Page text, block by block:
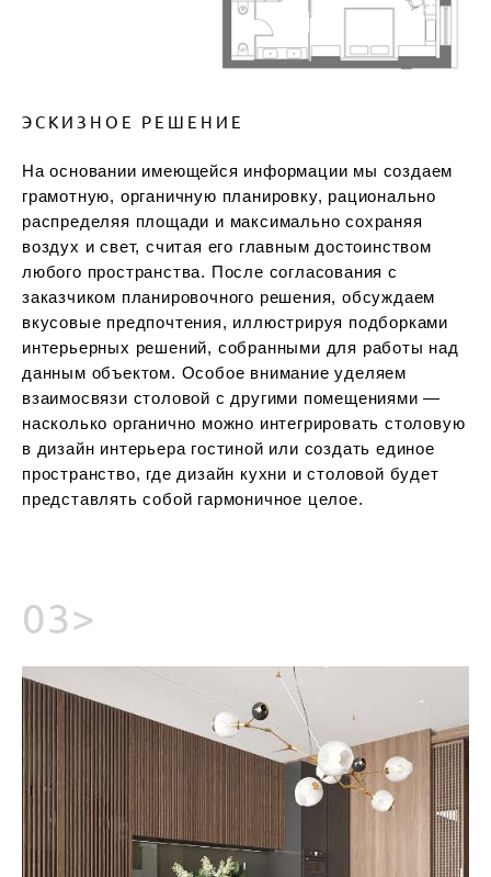
ЭСКИЗНОЕ РЕШЕНИЕ
На основании имеющейся информации мы создаем
грамотную, органичную планировку, рационально
распределяя площади и максимально сохраняя
воздух и свет, считая его главным достоинством
любого пространства. После согласования с
заказчиком планировочного решения, обсуждаем
вкусовые предпочтения, иллюстрируя подборками
интерьерных решений, собранными для работы над
данным объектом. Особое внимание уделяем
взаимосвязи столовой с другими помещениями —
насколько органично можно интегрировать столовую
в дизайн интерьера гостиной или создать единое
пространство, где дизайн кухни и столовой будет
представлять собой гармоничное целое.
03>